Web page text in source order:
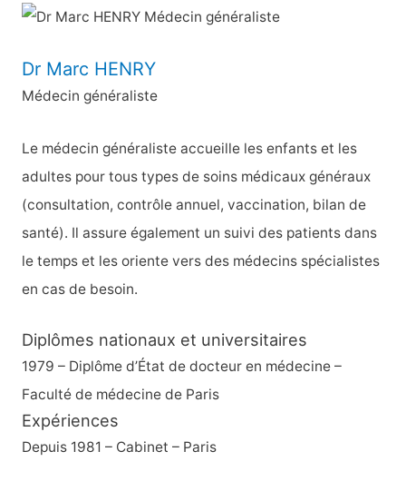
e
r
h
e
r
:
Dr Marc HENRY
Médecin généraliste
Le médecin généraliste accueille les enfants et les
adultes pour tous types de soins médicaux généraux
(consultation, contrôle annuel, vaccination, bilan de
santé). Il assure également un suivi des patients dans
le temps et les oriente vers des médecins spécialistes
en cas de besoin.
Diplômes nationaux et universitaires
1979 – Diplôme d’État de docteur en médecine –
Faculté de médecine de Paris
Expériences
Depuis 1981 – Cabinet – Paris